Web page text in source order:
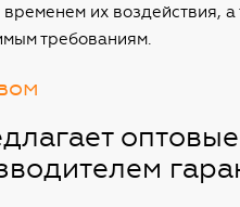
их воздействия,
требованиям.
оптовые